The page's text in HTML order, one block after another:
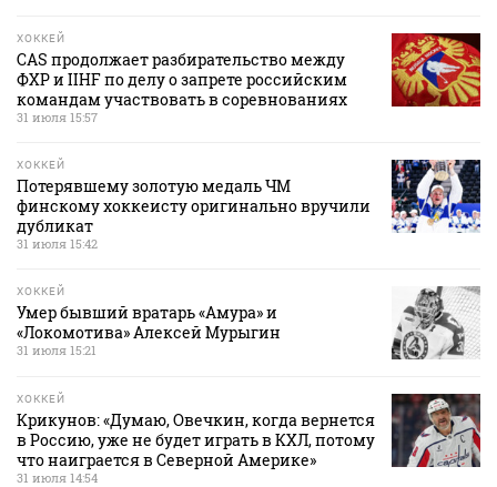
ХОККЕЙ
CAS продолжает разбирательство между
ФХР и IIHF по делу о запрете российским
командам участвовать в соревнованиях
31 июля 15:57
ХОККЕЙ
Потерявшему золотую медаль ЧМ
финскому хоккеисту оригинально вручили
дубликат
31 июля 15:42
ХОККЕЙ
Умер бывший вратарь «Амура» и
«Локомотива» Алексей Мурыгин
31 июля 15:21
ХОККЕЙ
Крикунов: «Думаю, Овечкин, когда вернется
в Россию, уже не будет играть в КХЛ, потому
что наиграется в Северной Америке»
31 июля 14:54